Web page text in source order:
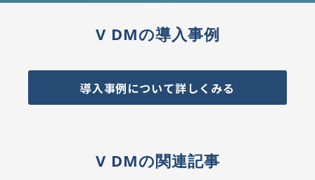
V DMの導入事例
導入事例について詳しくみる
V DMの関連記事